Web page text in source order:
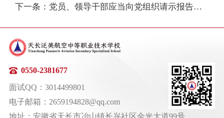
下一条：党员、领导干部应当向党组织请示报告的事项有哪些？
0550-2381677
面试QQ：3014499801
电子邮箱：2659194828@qq.com